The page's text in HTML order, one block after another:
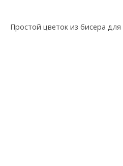
Простой цветок из бисера